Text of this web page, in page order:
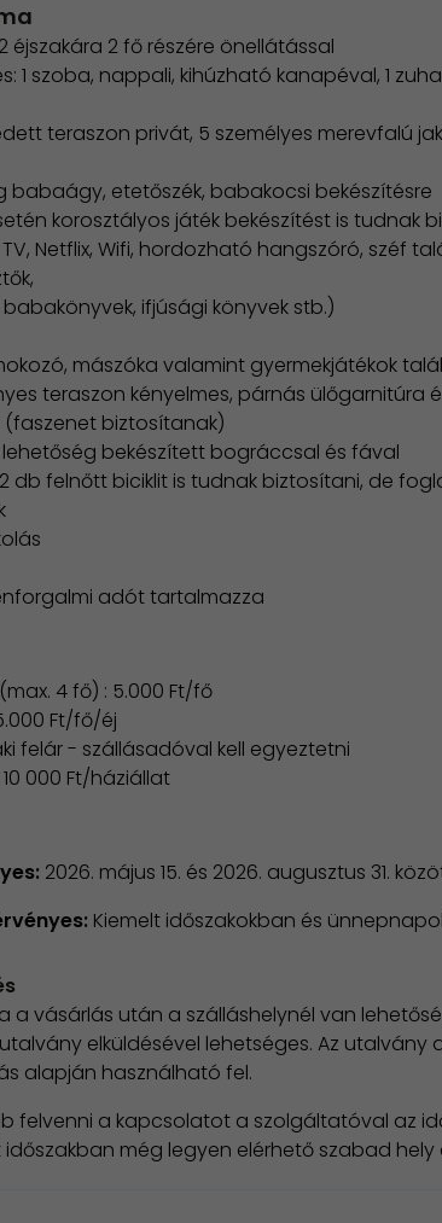
éjszakára 2 fő részére önellátással
1 szoba, nappali, kihúzható kanapéval, 1
teraszon privát, 5 személyes merevfalú
babaágy, etetőszék, babakocsi bekészítésre
korosztályos játék bekészítést is tudnak
Netflix, Wifi, hordozható hangszóró, széf
ifjúsági könyvek stb.)
mászóka valamint gyermekjátékok
teraszon kényelmes, párnás ülőgarnitúra
biztosítanak)
bekészített bográccsal és fával
db felnőtt biciklit is tudnak biztosítani, de
adót tartalmazza
4 fő) : 5.000 Ft/fő
Ft/fő/éj
felár - szállásadóval kell egyeztetni
000 Ft/háziállat
2026. május 15. és 2026. augusztus 31.
​Kiemelt időszakokban és
a vásárlás után a szálláshelynél van
elküldésével lehetséges. Az utalvány
alapján használható fel.
felvenni a kapcsolatot a szolgáltatóval az
még legyen elérhető szabad hely